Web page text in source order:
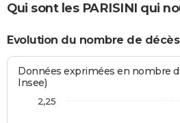
Qui sont les PARISINI qui
Evolution du nombre de décès
Données exprimées en nombre
Insee)
2,25